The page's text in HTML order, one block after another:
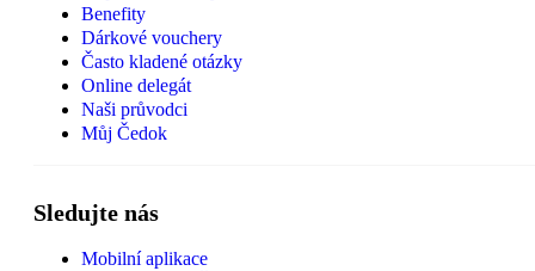
Benefity
Dárkové vouchery
Často kladené otázky
Online delegát
Naši průvodci
Můj Čedok
Sledujte nás
Mobilní aplikace